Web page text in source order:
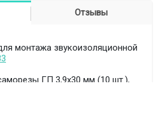
Отзывы
монтажа звукоизоляционной
ГП 3,9х30 мм (10 шт.),